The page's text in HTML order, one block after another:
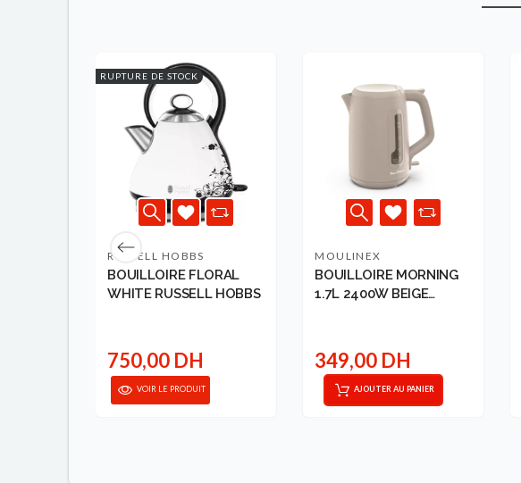
RUPTURE DE STOCK
RUSSELL HOBBS
BOUILLOIRE FLORAL
WHITE RUSSELL HOBBS
750,00 DH
VOIR LE PRODUIT
MOULINEX
BOUILLOIRE MORNING
1.7L 2400W BEIGE
349,00 DH
AJOUTER AU PANIER